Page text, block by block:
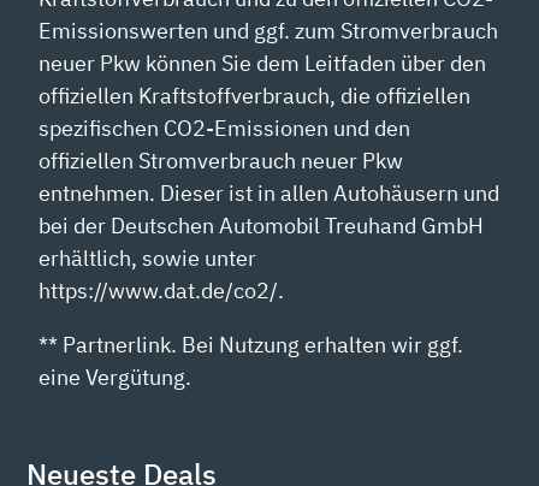
Emissionswerten und ggf. zum Stromverbrauch
neuer Pkw können Sie dem Leitfaden über den
offiziellen Kraftstoffverbrauch, die offiziellen
spezifischen CO2-Emissionen und den
offiziellen Stromverbrauch neuer Pkw
entnehmen. Dieser ist in allen Autohäusern und
bei der Deutschen Automobil Treuhand GmbH
erhältlich, sowie unter
https://www.dat.de/co2/.
** Partnerlink. Bei Nutzung erhalten wir ggf.
eine Vergütung.
Neueste Deals